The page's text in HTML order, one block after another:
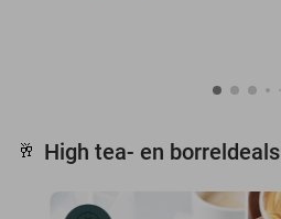
🥂 High tea- en borreldeals